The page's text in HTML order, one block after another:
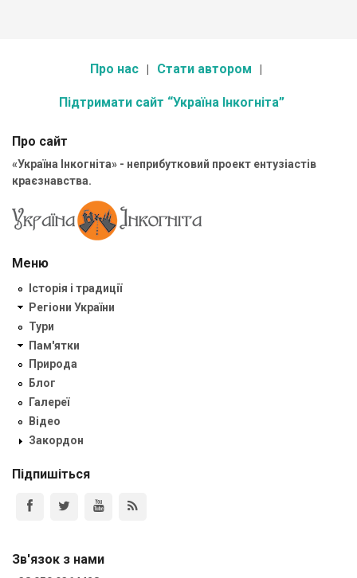
Про нас Стати автором
Підтримати сайт “Україна Інкогніта”
Про сайт
«Україна Інкогніта» - неприбутковий проект ентузіастів
краєзнавства.
Меню
Історія і традиції
Регіони України
Тури
Пам'ятки
Природа
Блог
Галереї
Відео
Закордон
Підпишіться
Зв'язок з нами